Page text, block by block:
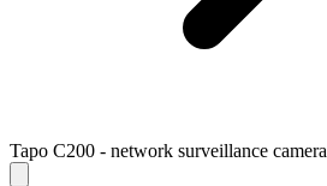
Tapo C200 - network surveillance camera